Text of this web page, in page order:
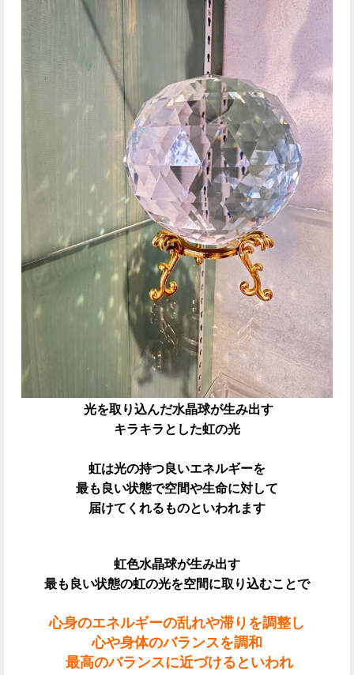
光を取り込んだ水晶球が生み出す
キラキラとした虹の光
虹は光の持つ良いエネルギーを
最も良い状態で空間や生命に対して
届けてくれるものといわれます
虹色水晶球が生み出す
最も良い状態の虹の光を空間に取り込むことで
心身のエネルギーの乱れや滞りを調整し
心や身体のバランスを調和
最高のバランスに近づけるといわれ